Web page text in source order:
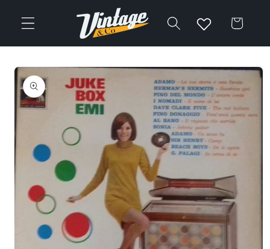
direttamente
ai contenuti
Carrello
Passa alle
informazioni
sul prodotto